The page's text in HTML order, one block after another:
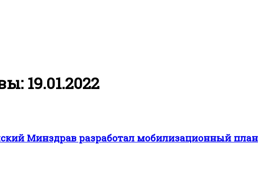
19.01.2022
Минздрав разработал мобилизационный план